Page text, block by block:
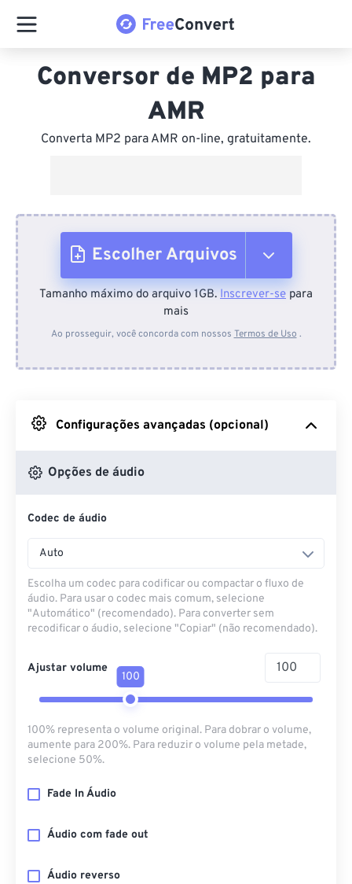
Conversor de MP2 para
AMR
Converta MP2 para AMR on-line, gratuitamente.
Escolher Arquivos
Do dispositivo
Do Google Drive
Do OneDrive
Tamanho máximo do arquivo 1GB. Inscrever-se para
mais
Ao prosseguir, você concorda com nossos Termos de Uso .
Configurações avançadas (opcional)
Opções de áudio
Codec de áudio
Auto
Escolha um codec para codificar ou compactar o fluxo de
áudio. Para usar o codec mais comum, selecione
"Automático" (recomendado). Para converter sem
recodificar o áudio, selecione "Copiar" (não recomendado).
Ajustar volume
100
100% representa o volume original. Para dobrar o volume,
aumente para 200%. Para reduzir o volume pela metade,
selecione 50%.
Fade In Áudio
Áudio com fade out
Áudio reverso